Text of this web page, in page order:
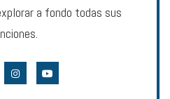
a fondo todas sus